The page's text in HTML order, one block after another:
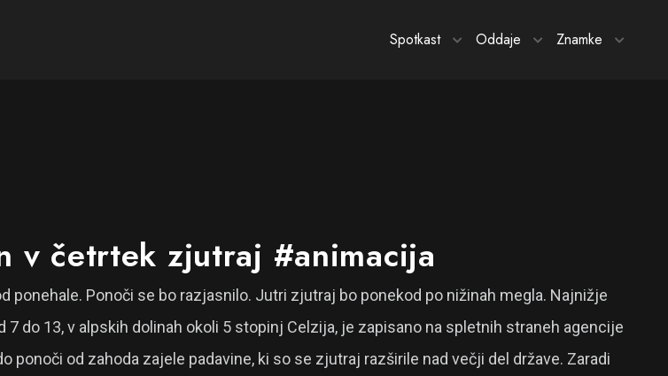
Spotkast Oddaje Znamke
v četrtek zjutraj #animacija
ponehale. Ponoči se bo razjasnilo. Jutri zjutraj bo ponekod po nižinah megla. Najnižje
do 13, v alpskih dolinah okoli 5 stopinj Celzija, je zapisano na spletnih straneh agencije
ponoči od zahoda zajele padavine, ki so se zjutraj razširile nad večji del države. Zaradi